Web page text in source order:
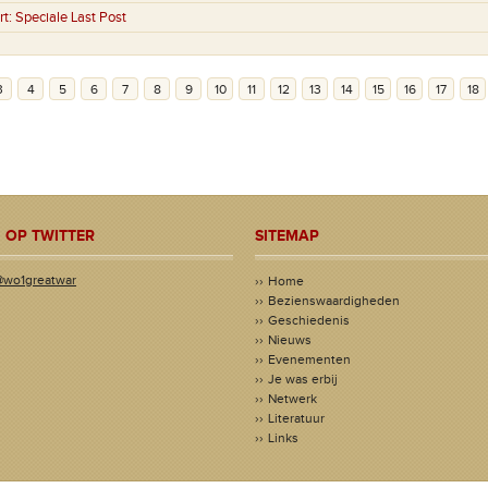
Speciale Last Post
4 5 6 7 8 9 10 11 12 13 14 15 16 17 18
OP TWITTER SITEMAP
Home
Bezienswaardigheden
Geschiedenis
Nieuws
Evenementen
Je was erbij
Netwerk
Literatuur
Links